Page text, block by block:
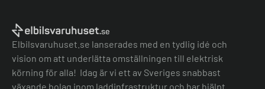
Övriga tillbehör
El-lexikon
Installation
Grön teknik bidrag
Lastbalansering
Köpvillkor
Elbilsladdare företag
Laddbox bäst i test
Bilmärken
Jämför laddboxar
Jämför hembatterier
Elbilsvaruhuset.se lanserades med en tydlig idé och
vision om att underlätta omställningen till elektrisk
körning för alla! Idag är vi ett av Sveriges snabbast
växande bolag inom laddinfrastruktur och har hjälpt